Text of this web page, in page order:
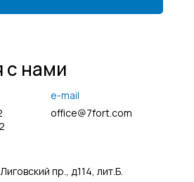
с нами
e-mail
пр., д.114, лит.Б.
office@7fort.com